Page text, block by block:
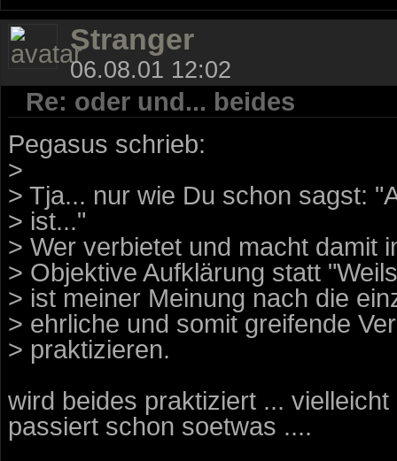
Stranger
06.08.01 12:02
Re: oder und... beides
Pegasus schrieb:
>
> Tja... nur wie Du schon sagst:
> ist..."
> Wer verbietet und macht damit
> Objektive Aufklärung statt
> ist meiner Meinung nach die
> ehrliche und somit greifende
> praktizieren.
wird beides praktiziert ...
passiert schon soetwas ....